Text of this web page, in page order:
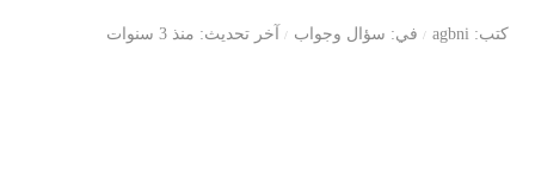
كتب agbni في سؤال وجواب آخر تحديث منذ 3 سنوات